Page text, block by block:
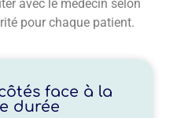
avec le médecin selon
pour chaque patient.
face à la
durée